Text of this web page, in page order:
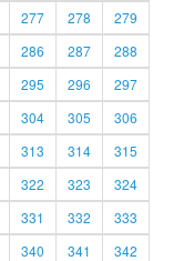
277 278
279
286 287
288
295 296
297
304 305
306
313 314
315
322 323
324
331 332
333
340 341 342